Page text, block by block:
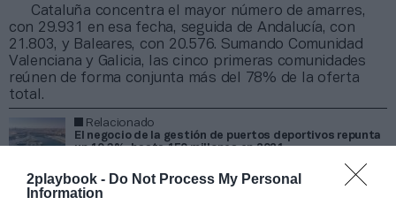
2playbook - Do Not Process My Personal
Information
Cataluña concentra el mayor número de amarres,
con 29.931 en esa fecha, seguida de Andalucía, con
21.803, y Baleares, con 20.576. Sumando Comunidad
Valenciana y Galicia, las cinco primeras comunidades
reúnen de forma conjunta más del 78% de la oferta
total.
Relacionado
El negocio de la gestión de puertos deportivos repunta
un 10,3%, hasta 150 millones en 2021
Se estima que el 79% de los amarres son